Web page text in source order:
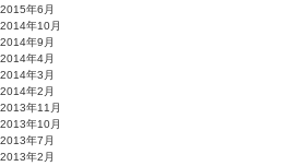
2015年6月
2014年10月
2014年9月
2014年4月
2014年3月
2014年2月
2013年11月
2013年10月
2013年7月
2013年2月